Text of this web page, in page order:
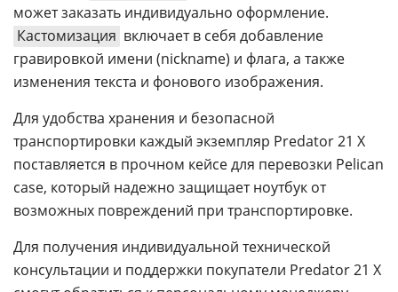
может заказать индивидуально оформление.
Кастомизация включает в себя добавление
гравировкой имени (nickname) и флага, а также
изменения текста и фонового изображения.
Для удобства хранения и безопасной
транспортировки каждый экземпляр Predator 21 X
поставляется в прочном кейсе для перевозки Pelican
case, который надежно защищает ноутбук от
возможных повреждений при транспортировке.
Для получения индивидуальной технической
консультации и поддержки покупатели Predator 21 Х